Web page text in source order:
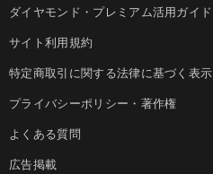
ダイヤモンド・プレミアム活用ガイド
サイト利用規約
特定商取引に関する法律に基づく表示
プライバシーポリシー・著作権
よくある質問
広告掲載